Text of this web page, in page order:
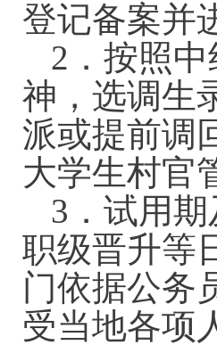
登记备案并
2．按照
神，选调生
派或提前调
大学生村官
3．试用
职级晋升等
门依据公务
受当地各项